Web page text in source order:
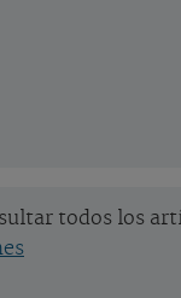
todos los